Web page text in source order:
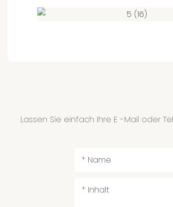
Lassen Sie einfach Ihre E -Mail oder
Name
Inhalt